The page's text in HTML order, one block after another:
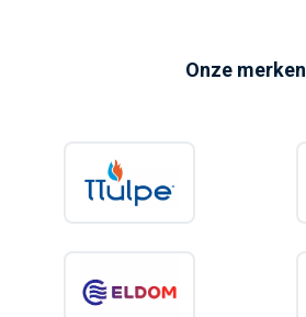
Onze merken